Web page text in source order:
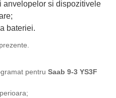
anvelopelor si dispozitivele
bateriei.
pentru Saab 9-3 YS3F